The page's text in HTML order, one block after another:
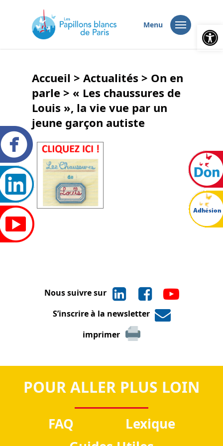
Ouvrir
Menu
Accueil > Actualités > On en
parle > « Les chaussures de
Louis », la vie vue par un
jeune garçon autiste
Nous suivre sur
S’inscrire à la newsletter
imprimer
POUR ALLER PLUS LOIN
FAQ
Lexique